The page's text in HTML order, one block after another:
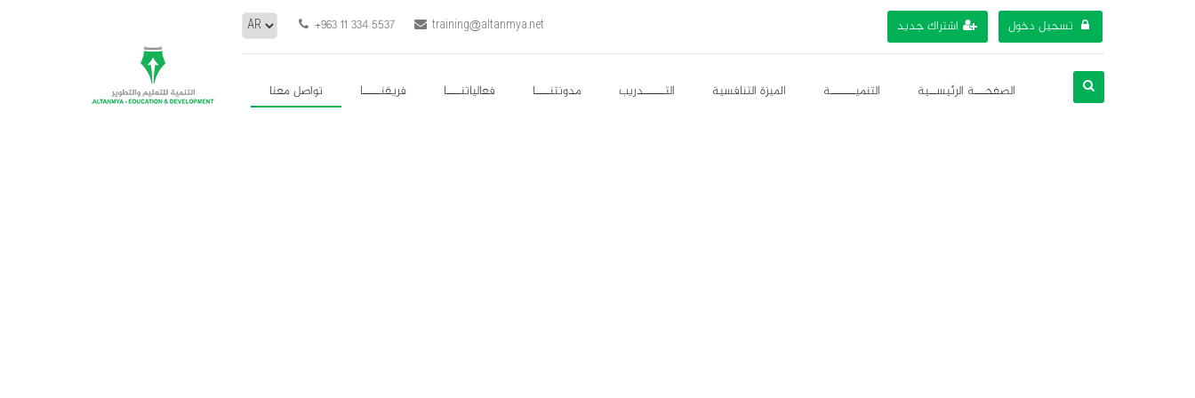
+963 11 334 5537 training@altanmya.net تسجيل دخول اشتراك جديد
الصفحـــة الرئيســية التنميـــــــة الميزة التنافسية التــــــدريب مدونتنــــا فعالياتنــــا فريقنـــــا تواصل معنا